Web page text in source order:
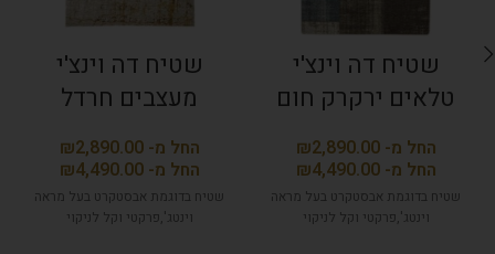
שטיח דה וינצ'י
טלאים ירקרק חום
₪
₪
שטיח בדוגמת אבסטקרט בעל מראה
וינטג',פרקטי וקל לניקוי
שטיח דה וינצ'י
מעצבים חרדל
₪
₪
שטיח בדוגמת אבסטקרט בעל מראה
וינטג',פרקטי וקל לניקוי